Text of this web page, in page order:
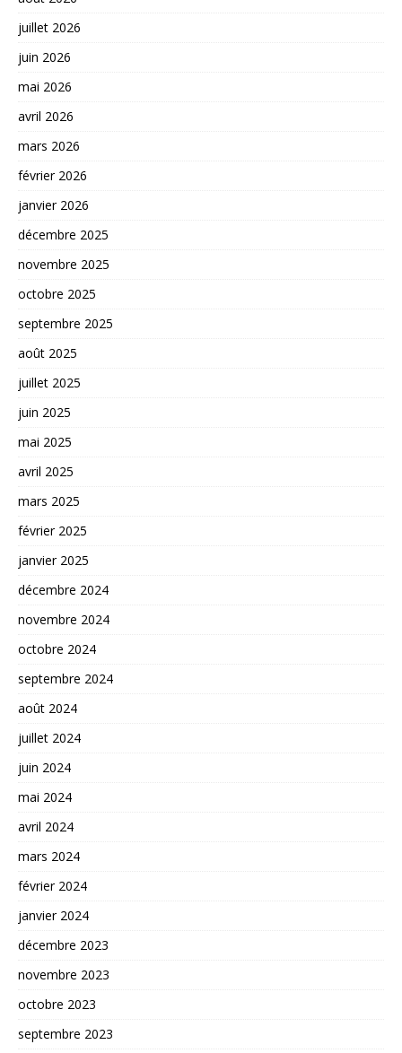
juillet 2026
juin 2026
mai 2026
avril 2026
mars 2026
février 2026
janvier 2026
décembre 2025
novembre 2025
octobre 2025
septembre 2025
août 2025
juillet 2025
juin 2025
mai 2025
avril 2025
mars 2025
février 2025
janvier 2025
décembre 2024
novembre 2024
octobre 2024
septembre 2024
août 2024
juillet 2024
juin 2024
mai 2024
avril 2024
mars 2024
février 2024
janvier 2024
décembre 2023
novembre 2023
octobre 2023
septembre 2023